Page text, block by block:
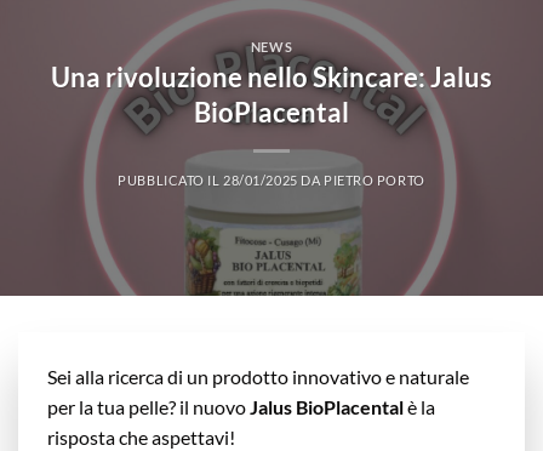
NEWS
Una rivoluzione nello Skincare: Jalus
BioPlacental
PUBBLICATO IL 28/01/2025 DA PIETRO PORTO
Sei alla ricerca di un prodotto innovativo e naturale
per la tua pelle? il nuovoJalus BioPlacentalè la
risposta che aspettavi!